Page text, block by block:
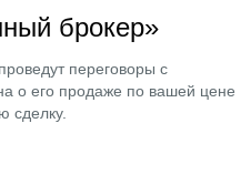
брокер»
переговоры с
о его продаже по вашей цене
сделку.